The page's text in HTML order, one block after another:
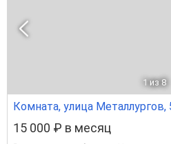
1 из 8
Комната, улица Металлургов,
15 000 ₽ в месяц